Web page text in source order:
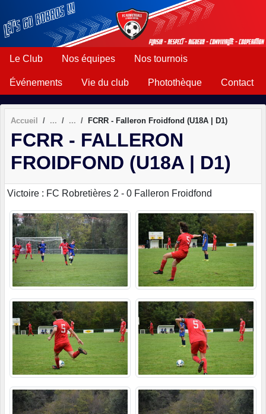
Le Club Nos équipes Nos tournois
Événements Vie du club Photothèque Contact
Accueil FCRR - Falleron Froidfond (U18A | D1)
FCRR - FALLERON
FROIDFOND (U18A | D1)
Victoire : FC Robretières 2 - 0 Falleron Froidfond
Panneau de gestion des cookies